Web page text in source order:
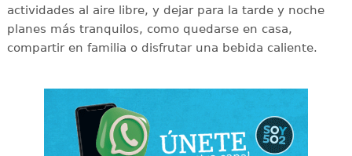
actividades al aire libre, y dejar para la tarde y noche
planes más tranquilos, como quedarse en casa,
compartir en familia o disfrutar una bebida caliente.